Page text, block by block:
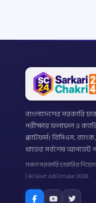
বাংলাদেশের সরকারি
পরীক্ষার ফলাফল ও
প্ল্যাটফর্ম। বিসিএস,
খাতের সর্বশেষ আপডেট
সকল সরকারি চাকরির নিয়োগ
| All Govt Job Circular 2026